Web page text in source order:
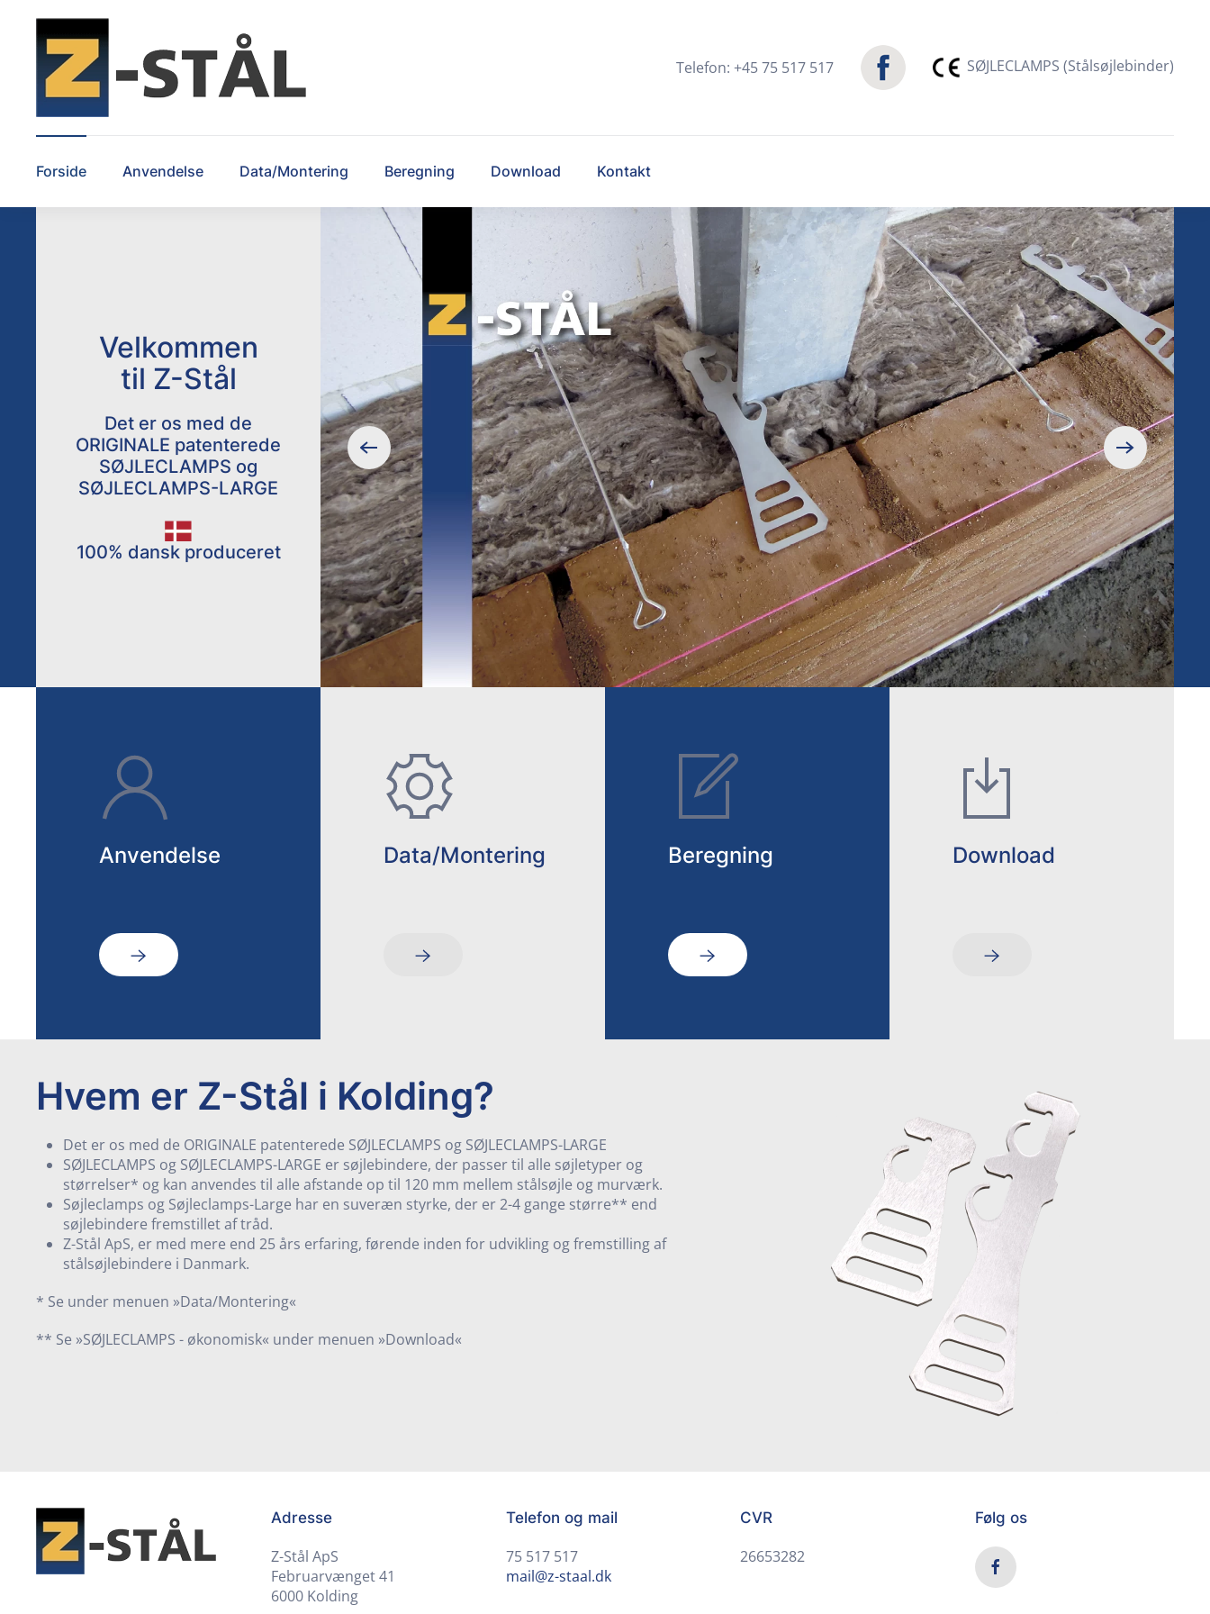
Telefon: +45 75 517 517 SØJLECLAMPS (Stålsøjlebinder)
Forside Anvendelse Data/Montering Beregning Download Kontakt
Velkommen
til Z-Stål
Det er os med de
ORIGINALE patenterede
SØJLECLAMPS og
SØJLECLAMPS-LARGE
100% dansk produceret
Anvendelse Data/Montering Beregning Download
Hvem er Z-Stål i Kolding?
Det er os med de ORIGINALE patenterede SØJLECLAMPS og SØJLECLAMPS-LARGE
SØJLECLAMPS og SØJLECLAMPS-LARGE er søjlebindere, der passer til alle søjletyper og
størrelser* og kan anvendes til alle afstande op til 120 mm mellem stålsøjle og murværk.
Søjleclamps og Søjleclamps-Large har en suveræn styrke, der er 2-4 gange større** end
søjlebindere fremstillet af tråd.
Z-Stål ApS, er med mere end 25 års erfaring, førende inden for udvikling og fremstilling af
stålsøjlebindere i Danmark.
* Se under menuen »Data/Montering«
** Se »SØJLECLAMPS - økonomisk« under menuen »Download«
Adresse
Z-Stål ApS
Februarvænget 41
6000 Kolding
Telefon og mail
75 517 517
mail@z-staal.dk
CVR
26653282
Følg os